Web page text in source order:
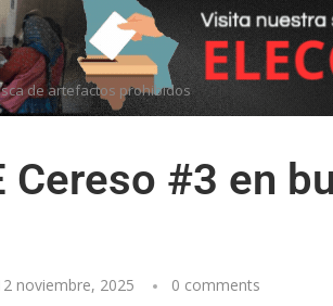
de artefactos prohibidos
Cereso #3 en
noviembre, 2025 0 comments